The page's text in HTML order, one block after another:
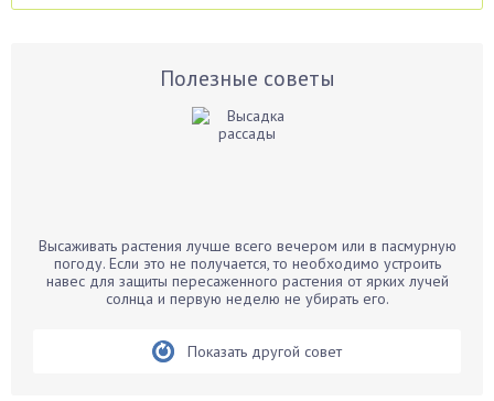
Аспарагус
Бархатцы
Бегония
Полезные советы
Высаживать растения лучше всего вечером или в пасмурную
погоду. Если это не получается, то необходимо устроить
навес для защиты пересаженного растения от ярких лучей
солнца и первую неделю не убирать его.
Показать другой совет